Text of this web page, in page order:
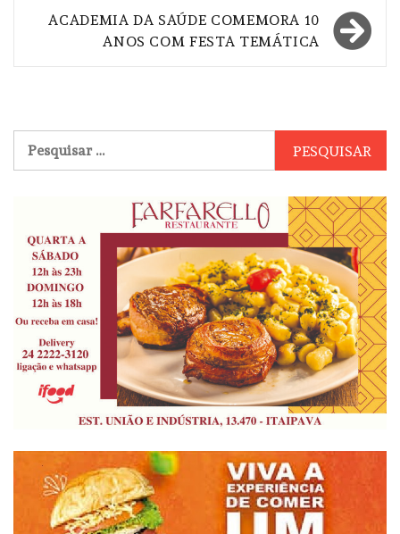
ACADEMIA DA SAÚDE COMEMORA 10
ANOS COM FESTA TEMÁTICA
por: